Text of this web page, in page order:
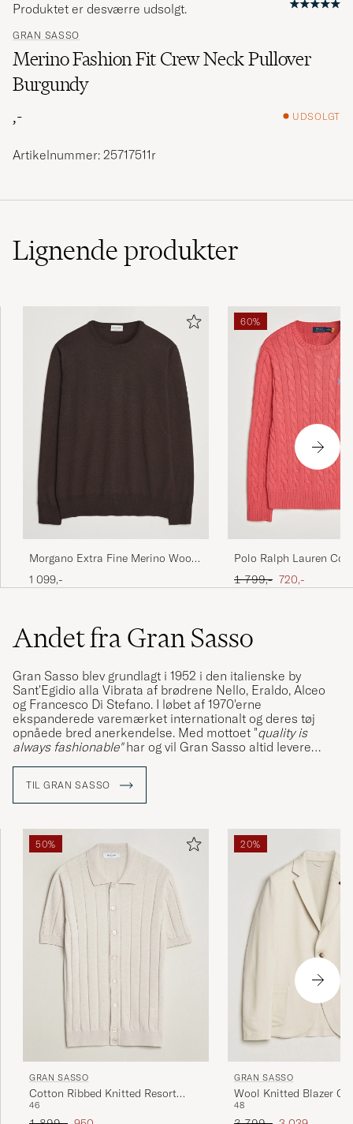
GRAN SASSO
Merino Fashion Fit Crew Neck Pullover
Burgundy
,-
UDSOLGT
Produktet er desværre udsolgt.
Artikelnummer: 25717511r
Lignendeprodukter
Morgano Extra Fine Merino Wool
Crewneck Dark Brown
1 099,-
60%
Polo Ralph Lauren
Pullover Pale Red
Ordinary pris
1 799,- Nedsat pris
720,-
Andet fra Gran Sasso
Gran Sasso blev grundlagt i 1952 i den italienske by
Sant'Egidio alla Vibrata af brødrene Nello, Eraldo, Alceo
og Francesco Di Stefano. I løbet af 1970'erne
ekspanderede varemærket internationalt og deres tøj
opnåede bred anerkendelse. Med mottoet "quality is
always fashionable"har og vil Gran Sasso altid levere
TIL GRAN SASSO
50%
GRAN SASSO
Cotton Ribbed Knitted Resort
Shirt Light Beige
46
20%
GRAN SASSO
Wool Knitted Blazer
48